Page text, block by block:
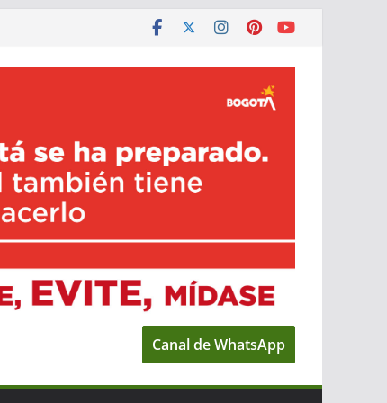
Canal de WhatsApp